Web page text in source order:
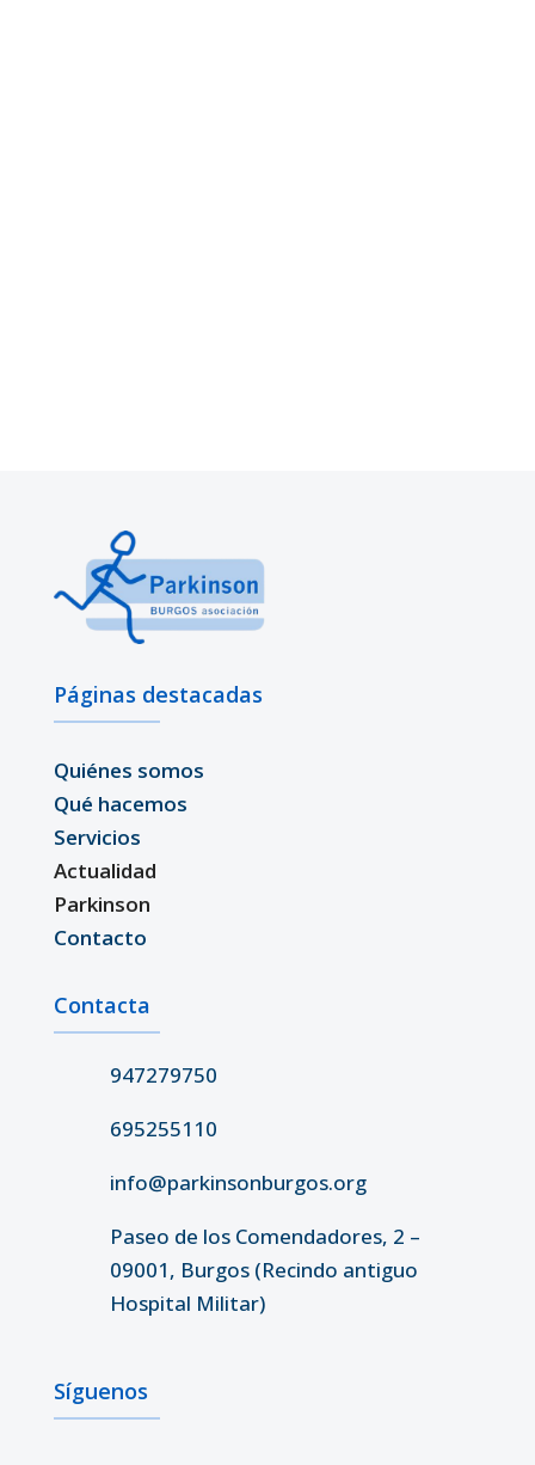
Páginas destacadas
Quiénes somos
Qué hacemos
Servicios
Actualidad
Parkinson
Contacto
Contacta
947279750
695255110
info@parkinsonburgos.org
Paseo de los Comendadores, 2 –
09001, Burgos (Recindo antiguo
Hospital Militar)
Síguenos